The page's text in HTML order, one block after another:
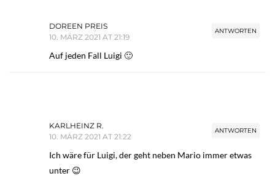
ANTWORTEN
DOREEN PREIS
10. MÄRZ 2021 AT 21:19
Auf jeden Fall Luigi 🙂
ANTWORTEN
KARLHEINZ R.
10. MÄRZ 2021 AT 21:22
Ich wäre für Luigi, der geht neben Mario immer etwas
unter 😉